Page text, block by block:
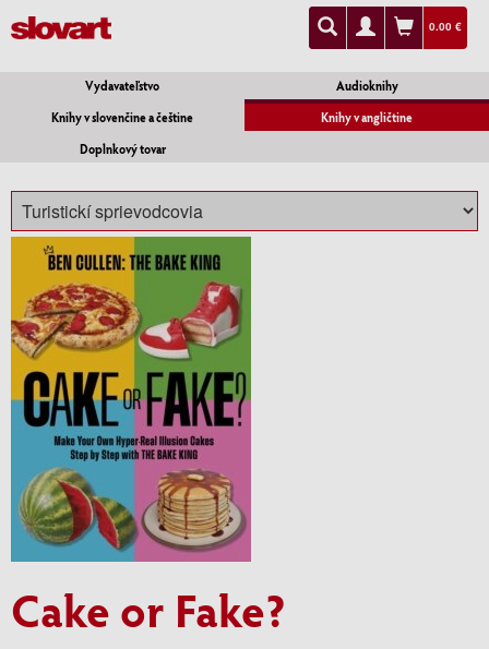
0.00 €
Vydavateľstvo
Audioknihy
Knihy v slovenčine a češtine
Knihy v angličtine
Doplnkový tovar
Cake or Fake?